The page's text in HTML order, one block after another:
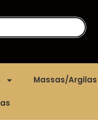
Massas/Argilas